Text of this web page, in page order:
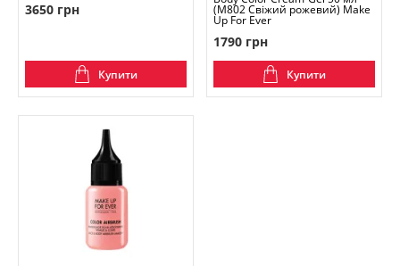
3650 грн
Купити
(M802 Свіжий рожевий) Make
Up For Ever
1790 грн
Купити